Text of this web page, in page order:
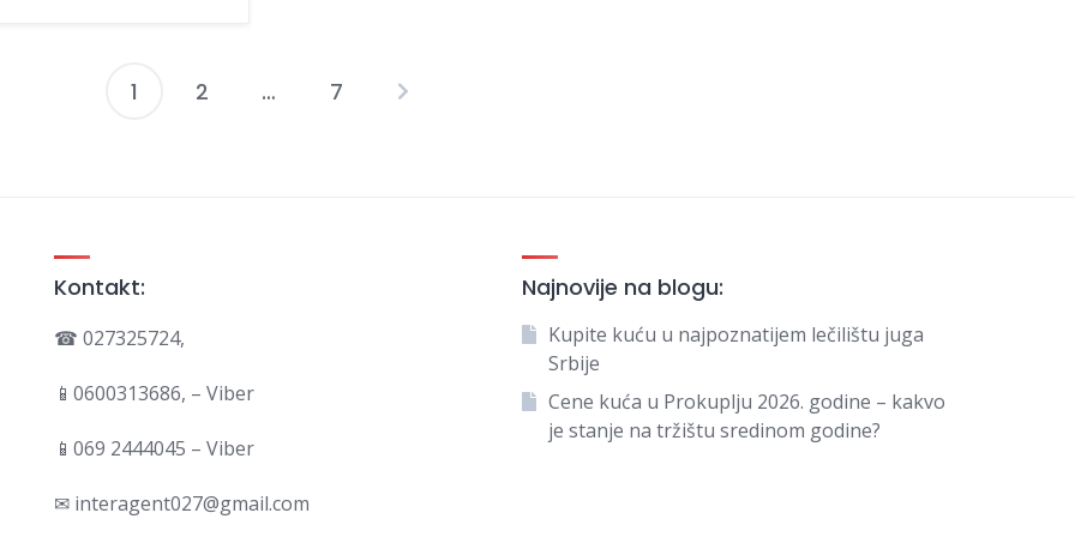
Paginacija
1 2 … 7
Kontakt:
☎ 027325724,
📱0600313686, – Viber
📱069 2444045 – Viber
✉ interagent027@gmail.com
Najnovije na blogu:
Kupite kuću u najpoznatijem lečilištu juga
Srbije
Cene kuća u Prokuplju 2026. godine – kakvo
je stanje na tržištu sredinom godine?